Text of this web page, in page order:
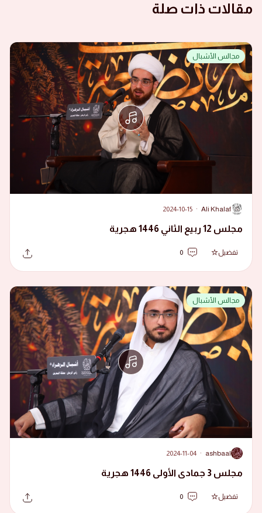
مقالات ذات صلة
مجالس الأشبال
A
Ali Khalaf
·
2024-10-15
مجلس 12 ربيع الثاني 1446 هجرية
تفضيل 0
مجالس الأشبال
A
ashbaal
·
2024-11-04
مجلس 3 جمادى الأولى 1446 هجرية
تفضيل 0